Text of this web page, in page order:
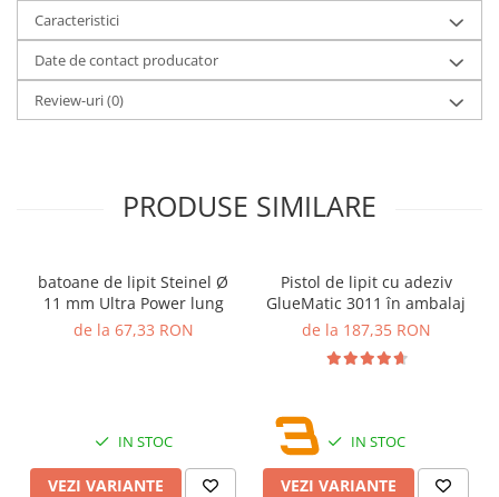
Caracteristici
Date de contact producator
Review-uri(0)
PRODUSE SIMILARE
batoane de lipit Steinel Ø
11 mm Ultra Power lung
de la 67,33 RON
IN STOC
VEZI VARIANTE
Pistol de lipit cu adeziv
GlueMatic 3011 în ambalaj
de la 187,35 RON
IN STOC
VEZI VARIANTE